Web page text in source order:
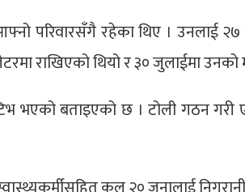
परिवारसँगै रहेका थिए । उनलाई
राखिएको थियो र ३० जुलाईमा उनको
भएको बताइएको छ । टोली गठन गरी